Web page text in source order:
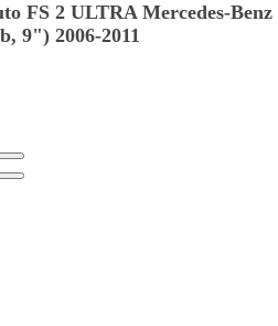
FS 2 ULTRA Mercedes-Benz
9") 2006-2011